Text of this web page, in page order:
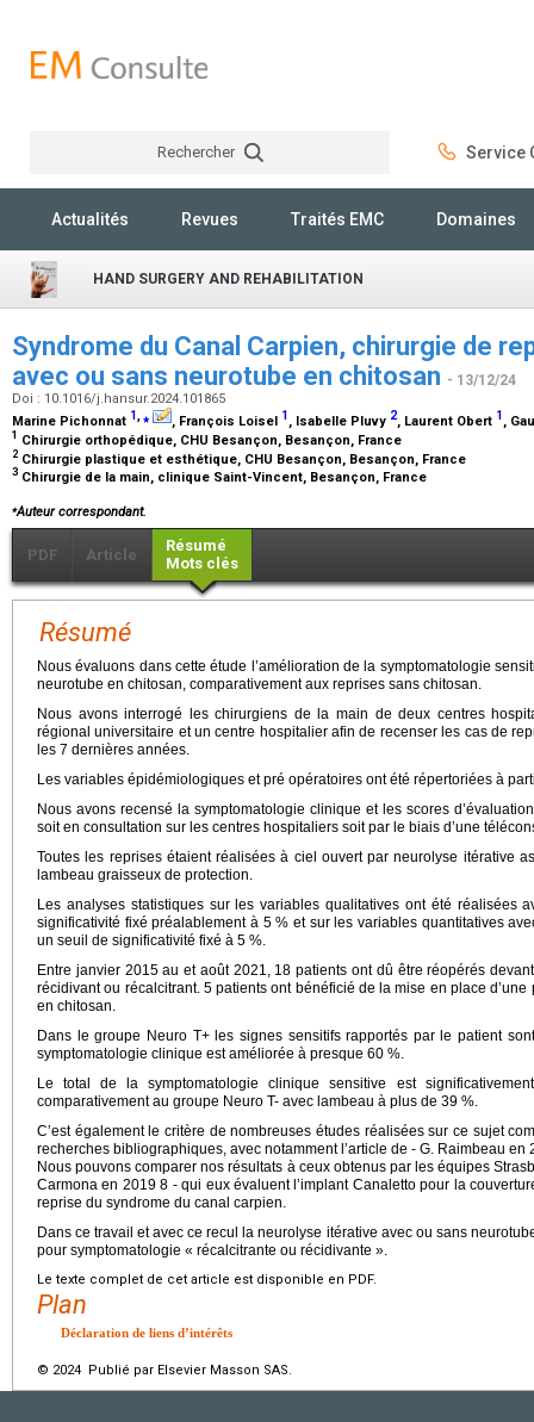
Rechercher Service
Actualités Revues Traités EMC Domaines
HAND SURGERY AND REHABILITATION
Syndrome du Canal Carpien, chirurgie de
avec ou sans neurotube en chitosan - 13/12/24
Doi : 10.1016/j.hansur.2024.101865
Marine Pichonnat 1,⁎ , François Loisel 1 , Isabelle Pluvy 2, Laurent Obert 1 ,
1 Chirurgie orthopédique, CHU Besançon, Besançon, France
2 Chirurgie plastique et esthétique, CHU Besançon, Besançon, France
3 Chirurgie de la main, clinique Saint-Vincent, Besançon, France
⁎Auteur correspondant.
PDF Article
Résumé
Mots clés
Résumé
Nous évaluons dans cette étude l’amélioration de la symptomatologie
neurotube en chitosan, comparativement aux reprises sans chitosan.
Nous avons interrogé les chirurgiens de la main de deux centres
régional universitaire et un centre hospitalier afin de recenser les cas de
les 7 dernières années.
Les variables épidémiologiques et pré opératoires ont été répertoriées à
Nous avons recensé la symptomatologie clinique et les scores
soit en consultation sur les centres hospitaliers soit par le biais d’une
Toutes les reprises étaient réalisées à ciel ouvert par neurolyse itérative
lambeau graisseux de protection.
Les analyses statistiques sur les variables qualitatives ont été réalisées
significativité fixé préalablement à 5 % et sur les variables quantitatives
un seuil de significativité fixé à 5 %.
Entre janvier 2015 au et août 2021, 18 patients ont dû être réopérés
récidivant ou récalcitrant. 5 patients ont bénéficié de la mise en place
en chitosan.
Dans le groupe Neuro T+ les signes sensitifs rapportés par le patient
symptomatologie clinique est améliorée à presque 60 %.
Le total de la symptomatologie clinique sensitive est
comparativement au groupe Neuro T- avec lambeau à plus de 39 %.
C’est également le critère de nombreuses études réalisées sur ce sujet
recherches bibliographiques, avec notamment l’article de - G. Raimbeau
Nous pouvons comparer nos résultats à ceux obtenus par les équipes
Carmona en 2019 8 - qui eux évaluent l’implant Canaletto pour la
reprise du syndrome du canal carpien.
Dans ce travail et avec ce recul la neurolyse itérative avec ou sans
pour symptomatologie « récalcitrante ou récidivante ».
Le texte complet de cet article est disponible en PDF.
Plan
Déclaration de liens d’intérêts
© 2024 Publié par Elsevier Masson SAS.